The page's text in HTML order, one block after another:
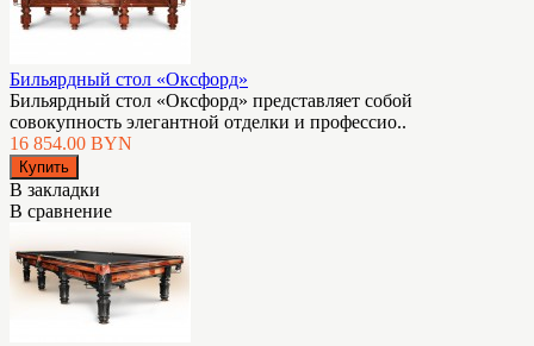
Бильярдный стол «Оксфорд»
Бильярдный стол «Оксфорд» представляет собой
совокупность элегантной отделки и профессио..
16 854.00 BYN
В закладки
В сравнение